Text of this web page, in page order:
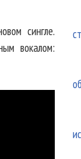
сингле.
вокалом: